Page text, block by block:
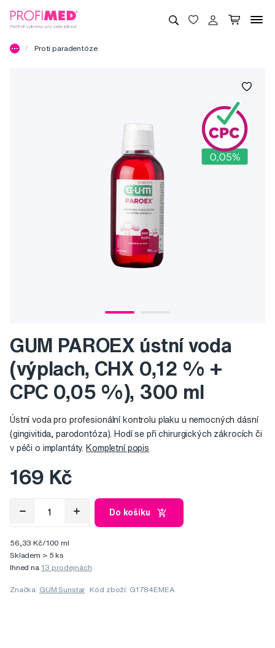
Proti paradentóze
GUM PAROEX ústní voda
(výplach, CHX 0,12 % +
CPC 0,05 %), 300 ml
Ústní voda pro profesionální kontrolu plaku u nemocných dásní
(gingivitida, parodontóza). Hodí se při chirurgických zákrocích či
v péči o implantáty. Kompletní popis
169 Kč
Do košíku
56,33 Kč/100 ml
Skladem > 5 ks
Ihned na 13 prodejnách
Značka: GUM Sunstar Kód zboží: G1784EMEA